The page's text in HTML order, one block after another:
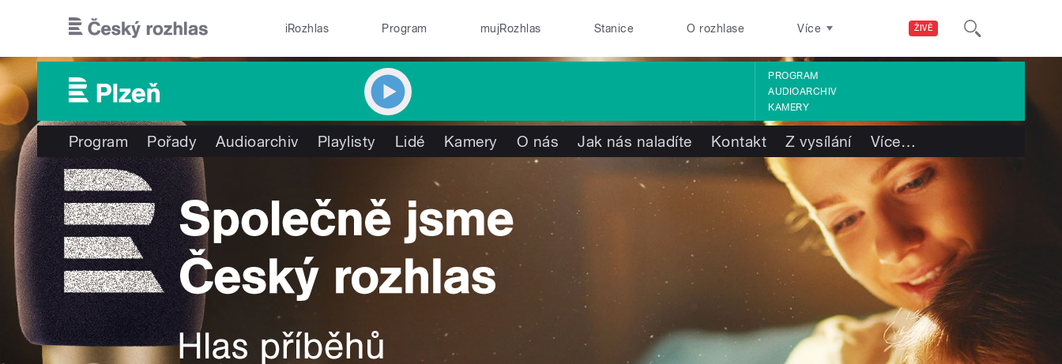
ŽIVĚ
iRozhlas Program mujRozhlas Stanice O rozhlase Více
PROGRAM
AUDIOARCHIV
KAMERY
Program Pořady Audioarchiv Playlisty Lidé Kamery O nás Jak nás naladíte Kontakt Z vysílání Více…